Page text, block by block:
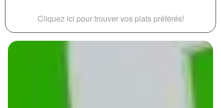
Cliquez ici pour trouver vos plats préférés!